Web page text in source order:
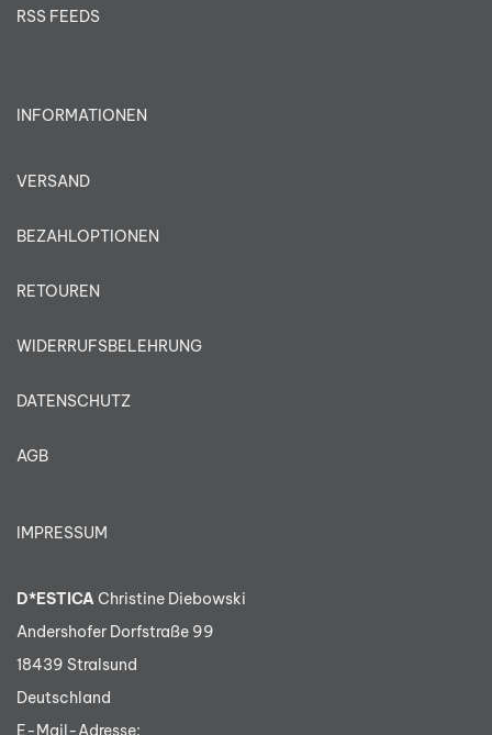
RSS FEEDS
INFORMATIONEN
VERSAND
BEZAHLOPTIONEN
RETOUREN
WIDERRUFSBELEHRUNG
DATENSCHUTZ
AGB
IMPRESSUM
D*ESTICAChristine Diebowski
Andershofer Dorfstraße 99
18439 Stralsund
Deutschland
E-Mail-Adresse: